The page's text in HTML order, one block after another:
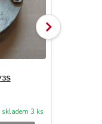
skladem 3 ks